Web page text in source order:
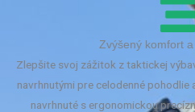
Zvýšený komfort
Zlepšite svoj zážitok z taktickej
navrhnutými pre celodenné
navrhnuté s ergonomickou